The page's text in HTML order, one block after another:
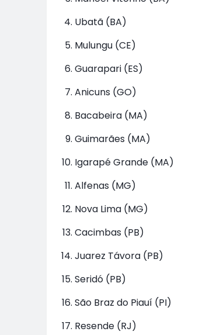
Ubatã (BA)
Mulungu (CE)
Guarapari (ES)
Anicuns (GO)
Bacabeira (MA)
Guimarães (MA)
Igarapé Grande (MA)
Alfenas (MG)
Nova Lima (MG)
Cacimbas (PB)
Juarez Távora (PB)
Seridó (PB)
São Braz do Piauí (PI)
Resende (RJ)